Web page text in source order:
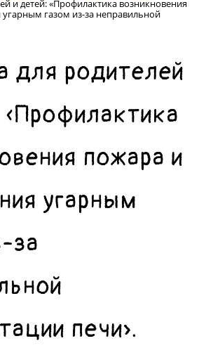
и детей: «Профилактика возникновения
газом из-за неправильной
для родителей
пожара и
угарным
за
печи».